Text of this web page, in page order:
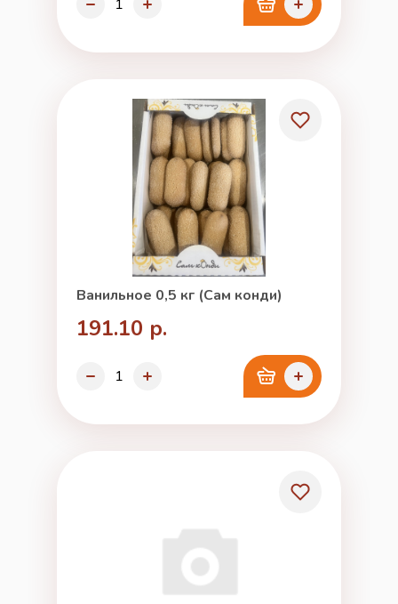
Ванильное 0,5 кг (Сам конди)
191.10 р.